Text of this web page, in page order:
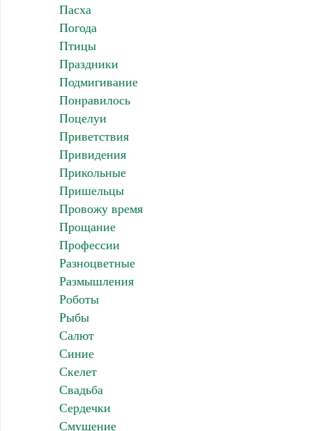
Пасха
Погода
Птицы
Праздники
Подмигивание
Понравилось
Поцелуи
Приветствия
Привидения
Прикольные
Пришельцы
Провожу время
Прощание
Профессии
Разноцветные
Размышления
Роботы
Рыбы
Салют
Синие
Скелет
Свадьба
Сердечки
Смущение